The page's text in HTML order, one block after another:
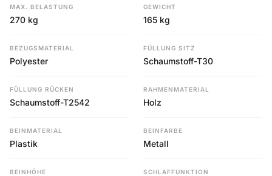
MAX. BELASTUNG
270 kg
GEWICHT
165 kg
BEZUGSMATERIAL
Polyester
FÜLLUNG SITZ
Schaumstoff-T30
FÜLLUNG RÜCKEN
Schaumstoff-T2542
RAHMENMATERIAL
Holz
BEINMATERIAL
Plastik
BEINFARBE
Metall
BEINHÖHE SCHLAFFUNKTION